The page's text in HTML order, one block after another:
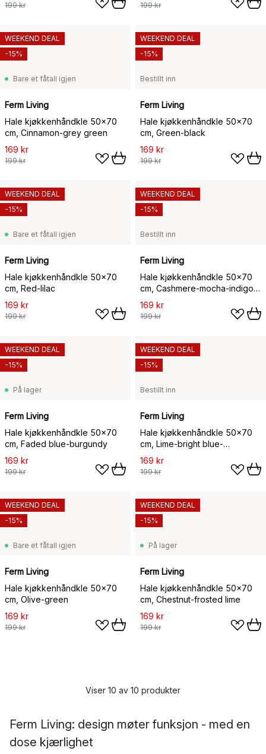
199 kr 199 kr
Bare et fåtall igjen
Ferm Living
Hale kjøkkenhåndkle 50x70
cm, Cinnamon-grey green
169 kr
199 kr
WEEKEND DEAL
-15%
Bestillt inn
Ferm Living
Hale kjøkkenhåndkle 50x70
cm, Green-black
169 kr
199 kr
WEEKEND DEAL
-15%
Bare et fåtall igjen
Ferm Living
Hale kjøkkenhåndkle 50x70
cm, Red-lilac
169 kr
199 kr
WEEKEND DEAL
-15%
Bestillt inn
Ferm Living
Hale kjøkkenhåndkle 50x70
cm, Cashmere-mocha-indigo
blue
169 kr
199 kr
WEEKEND DEAL
-15%
På lager
Ferm Living
Hale kjøkkenhåndkle 50x70
cm, Faded blue-burgundy
169 kr
199 kr
WEEKEND DEAL
-15%
Bestillt inn
Ferm Living
Hale kjøkkenhåndkle 50x70
cm, Lime-bright blue-
chocolate
169 kr
199 kr
WEEKEND DEAL
-15%
Bare et fåtall igjen
Ferm Living
Hale kjøkkenhåndkle 50x70
cm, Olive-green
169 kr
199 kr
WEEKEND DEAL
-15%
På lager
Ferm Living
Hale kjøkkenhåndkle 50x70
cm, Chestnut-frosted lime
169 kr
199 kr
WEEKEND DEAL
-15%
Viser 10 av 10 produkter
Ferm Living: design møter funksjon - med en
dose kjærlighet